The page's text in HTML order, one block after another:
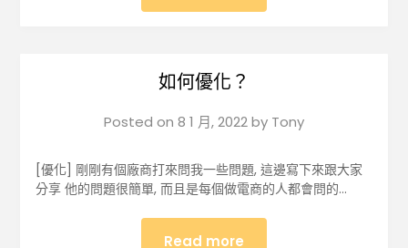
如何優化？
Posted on 8 1 月, 2022by Tony
[優化] 剛剛有個廠商打來問我一些問題, 這邊寫下來跟大家
分享 他的問題很簡單, 而且是每個做電商的人都會問的…
Read more